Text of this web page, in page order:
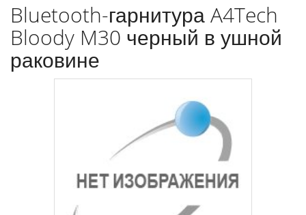
Bluetooth-гарнитура A4Tech
Bloody M30 черный в ушной
раковине